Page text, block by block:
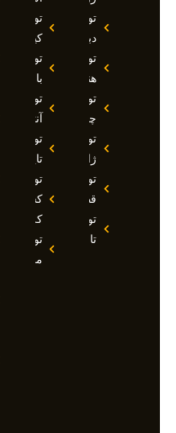
تور
دبی
تور
هند
تور
چین
تور
ژاپن
تور
قطر
تور
تاجیکستان
تور
کیش
تور
بالی
تور
آنتالیا
تور
تایلند
تور
کشتی
کروز
تور
مالدیو